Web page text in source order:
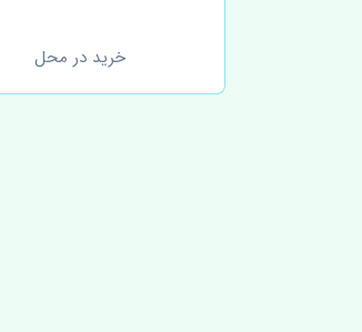
خرید در محل